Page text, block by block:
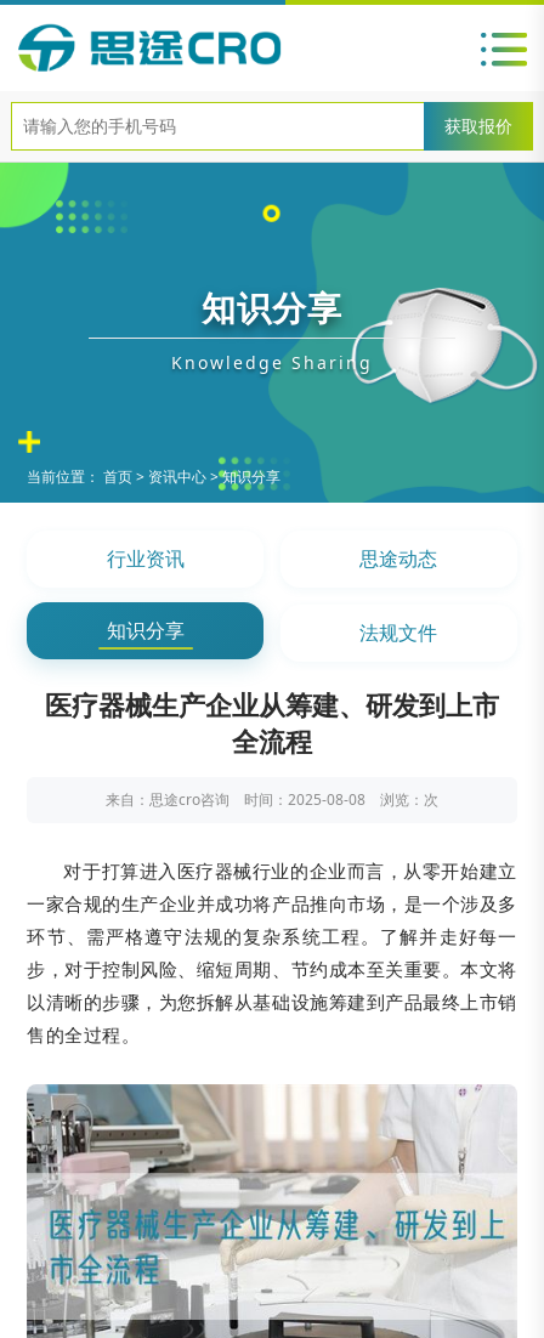
知识分享
Knowledge Sharing
当前位置：首页> 资讯中心>知识分享
行业资讯 思途动态
知识分享 法规文件
医疗器械生产企业从筹建、研发到上市
全流程
来自：思途cro咨询 时间：2025-08-08 浏览： 次
对于打算进入医疗器械行业的企业而言，从零开始建立
一家合规的生产企业并成功将产品推向市场，是一个涉及多
环节、需严格遵守法规的复杂系统工程。了解并走好每一
步，对于控制风险、缩短周期、节约成本至关重要。本文将
以清晰的步骤，为您拆解从基础设施筹建到产品最终上市销
售的全过程。